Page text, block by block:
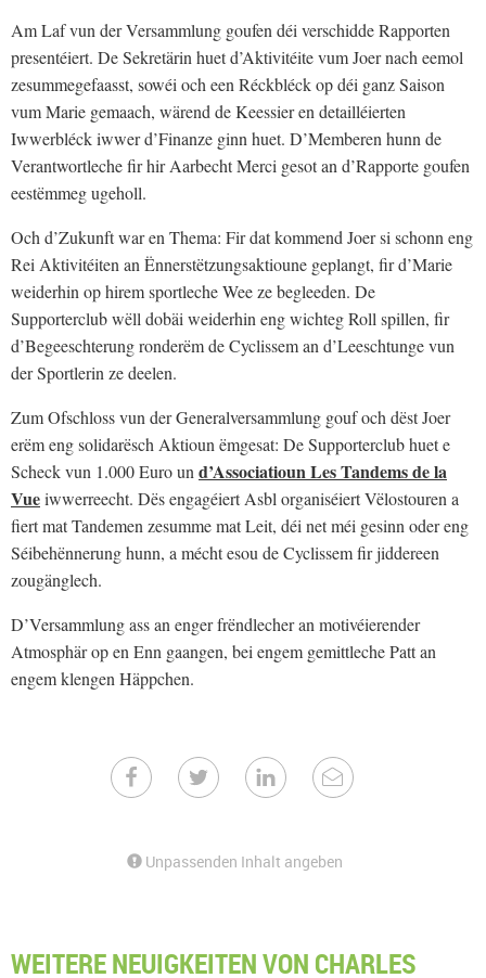
Am Laf vun der Versammlung goufen déi verschidde Rapporten
presentéiert. De Sekretärin huet d’Aktivitéite vum Joer nach eemol
zesummegefaasst, sowéi och een Réckbléck op déi ganz Saison
vum Marie gemaach, wärend de Keessier en detailléierten
Iwwerbléck iwwer d’Finanze ginn huet. D’Memberen hunn de
Verantwortleche fir hir Aarbecht Merci gesot an d’Rapporte goufen
eestëmmeg ugeholl.
Och d’Zukunft war en Thema: Fir dat kommend Joer si schonn eng
Rei Aktivitéiten an Ënnerstëtzungsaktioune geplangt, fir d’Marie
weiderhin op hirem sportleche Wee ze begleeden. De
Supporterclub wëll dobäi weiderhin eng wichteg Roll spillen, fir
d’Begeeschterung ronderëm de Cyclissem an d’Leeschtunge vun
der Sportlerin ze deelen.
Zum Ofschloss vun der Generalversammlung gouf och dëst Joer
erëm eng solidarësch Aktioun ëmgesat: De Supporterclub huet e
Scheck vun 1.000 Euro un d’Associatioun Les Tandems de la
Vueiwwerreecht. Dës engagéiert Asbl organiséiert Vëlostouren a
fiert mat Tandemen zesumme mat Leit, déi net méi gesinn oder eng
Séibehënnerung hunn, a mécht esou de Cyclissem fir jiddereen
zougänglech.
D’Versammlung ass an enger frëndlecher an motivéierender
Atmosphär op en Enn gaangen, bei engem gemittleche Patt an
engem klengen Häppchen.
Unpassenden Inhalt angeben
WEITERE NEUIGKEITEN VON CHARLES